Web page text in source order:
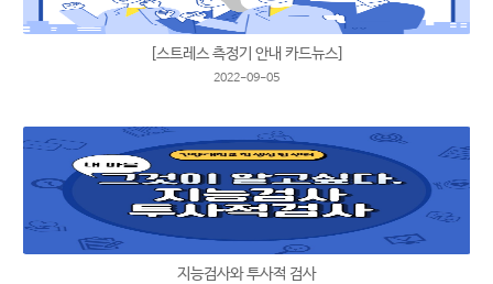
[스트레스 측정기 안내 카드뉴스]
2022-09-05
지능검사와 투사적 검사